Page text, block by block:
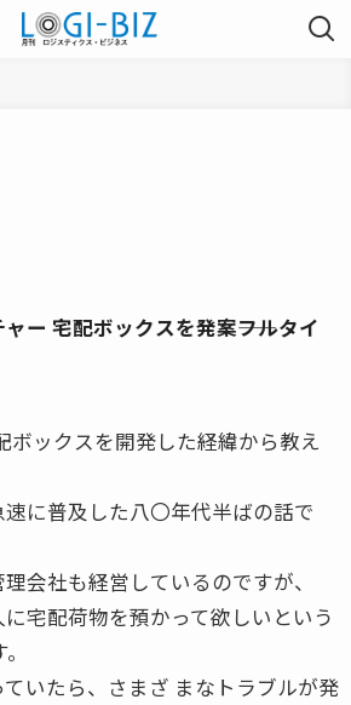
ー 宅配ボックスを発案――フルタイ
配ボックスを開発した経緯から教え
に普及した八〇年代半ばの話で
会社も経営しているのですが、
宅配荷物を預かって欲しいという
いたら、さまざ まなトラブルが発